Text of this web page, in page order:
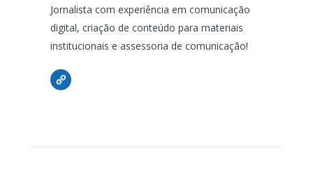
Jornalista com experiência em comunicação
digital, criação de conteúdo para materiais
institucionais e assessoria de comunicação!